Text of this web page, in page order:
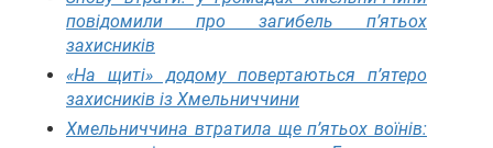
повідомили про загибель п’ятьох
захисників
«На щиті» додому повертаються п’ятеро
захисників із Хмельниччини
Хмельниччина втратила ще п’ятьох воїнів: